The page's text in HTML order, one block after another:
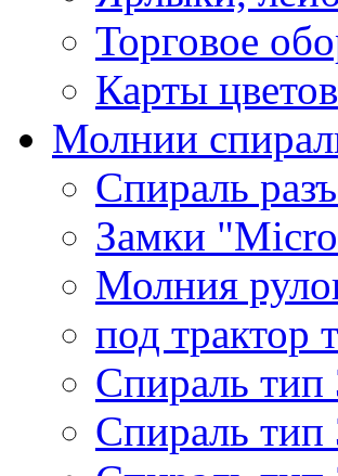
Торговое
Карты цветов
Молнии
Спираль
Замки
Молния
под трактор
Спираль тип
Спираль тип